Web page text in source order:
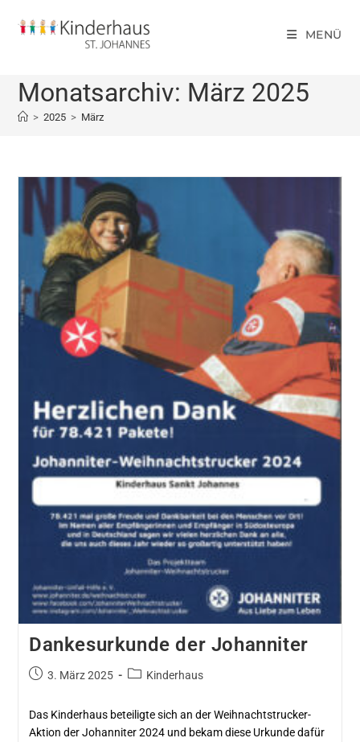
MENÜ
Monatsarchiv: März 2025
> 2025 > März
Dankesurkunde der Johanniter
3. März 2025 Kinderhaus
Das Kinderhaus beteiligte sich an der Weihnachtstrucker-
Aktion der Johanniter 2024 und bekam diese Urkunde dafür